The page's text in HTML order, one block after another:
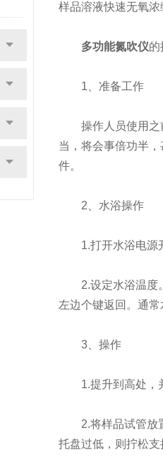
样品溶液快速无氧
多功能氮吹仪的
1、准备工作
操作人员使用之前
当，将会事倍功半
件。
2、水浴操作
1.打开水浴电源
2.设定水浴温度。
左边个键返回。通
3、操作
1.提升到高处，
2.将样品试管放置
托盘过低，则拧松